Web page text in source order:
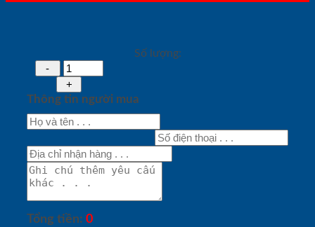
Số lượng:
Thông tin người mua
Tổng tiền: 0